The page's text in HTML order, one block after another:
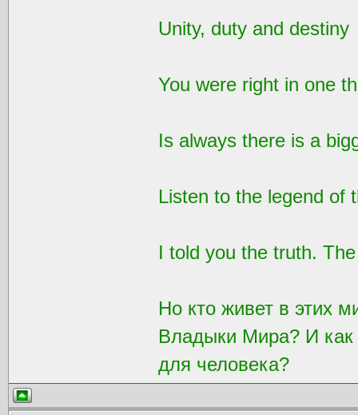
Unity, duty and destiny
You were right in one
Is always there is a
Listen to the legend of
I told you the truth.
Но кто живет в этих
Владыки Мира? И как
для человека?